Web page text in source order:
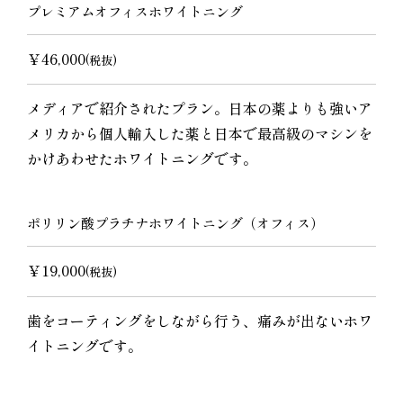
プレミアムオフィスホワイトニング
￥46,000(税抜)
メディアで紹介されたプラン。日本の薬よりも強いア
メリカから個人輸入した薬と日本で最高級のマシンを
かけあわせたホワイトニングです。
ポリリン酸プラチナホワイトニング（オフィス）
￥19,000(税抜)
歯をコーティングをしながら行う、痛みが出ないホワ
イトニングです。